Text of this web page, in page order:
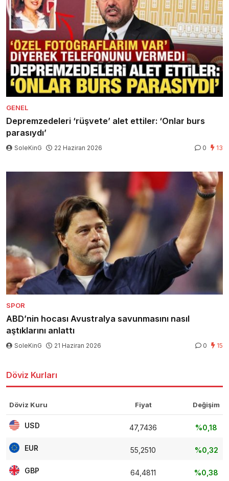
GENEL
Depremzedeleri ‘rüşvete’ alet ettiler: ‘Onlar burs
parasıydı’
SoleKinG 22 Haziran 2026 0 13
SPOR
ABD’nin hocası Avustralya savunmasını nasıl
aştıklarını anlattı
SoleKinG 21 Haziran 2026 0 15
Döviz Kurları
Döviz Kuru Fiyat Değişim
USD 47,7436 %0,18
EUR 55,2510 %0,32
GBP 64,4811 %0,38